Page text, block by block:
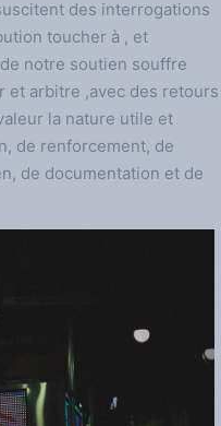
des interrogations
toucher à , et
notre soutien souffre
et arbitre ,avec des retours
la nature utile et
de renforcement, de
de documentation et de